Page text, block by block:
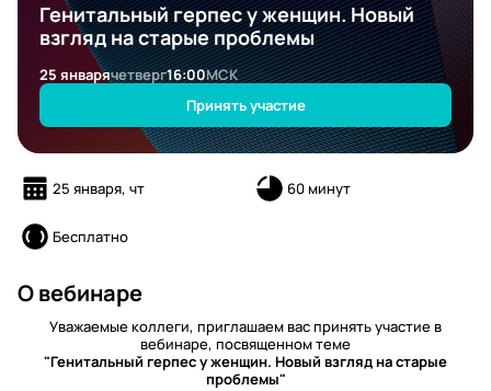
Генитальный герпес у женщин. Новый
взгляд на старые проблемы
25 январячетверг16:00МСК
Принять участие
25 января, чт 60 минут
Бесплатно
О вебинаре
Уважаемые коллеги, приглашаем вас принять участие в
вебинаре, посвященном теме
"Генитальный герпес у женщин. Новый взгляд на старые
проблемы"